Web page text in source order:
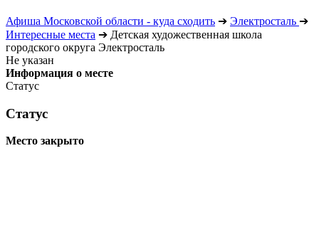
Афиша Московской области - куда сходить ➔ Электросталь ➔
Интересные места ➔ Детская художественная школа
городского округа Электросталь
Не указан
Информация о месте
Статус
Статус
Место закрыто